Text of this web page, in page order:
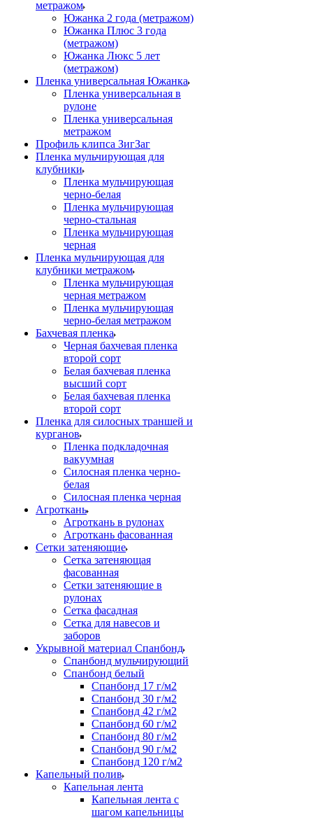
метражом
Южанка 2 года (метражом)
Южанка Плюс 3 года
(метражом)
Южанка Люкс 5 лет
(метражом)
Пленка универсальная Южанка
Пленка универсальная в
рулоне
Пленка универсальная
метражом
Профиль клипса ЗигЗаг
Пленка мульчирующая для
клубники
Пленка мульчирующая
черно-белая
Пленка мульчирующая
черно-стальная
Пленка мульчирующая
черная
Пленка мульчирующая для
клубники метражом
Пленка мульчирующая
черная метражом
Пленка мульчирующая
черно-белая метражом
Бахчевая пленка
Черная бахчевая пленка
второй сорт
Белая бахчевая пленка
высший сорт
Белая бахчевая пленка
второй сорт
Пленка для силосных траншей и
курганов
Пленка подкладочная
вакуумная
Силосная пленка черно-
белая
Силосная пленка черная
Агроткань
Агроткань в рулонах
Агроткань фасованная
Сетки затеняющие
Сетка затеняющая
фасованная
Сетки затеняющие в
рулонах
Сетка фасадная
Сетка для навесов и
заборов
Укрывной материал Спанбонд
Спанбонд мульчирующий
Спанбонд белый
Спанбонд 17 г/м2
Спанбонд 30 г/м2
Спанбонд 42 г/м2
Спанбонд 60 г/м2
Спанбонд 80 г/м2
Спанбонд 90 г/м2
Спанбонд 120 г/м2
Капельный полив
Капельная лента
Капельная лента с
шагом капельницы